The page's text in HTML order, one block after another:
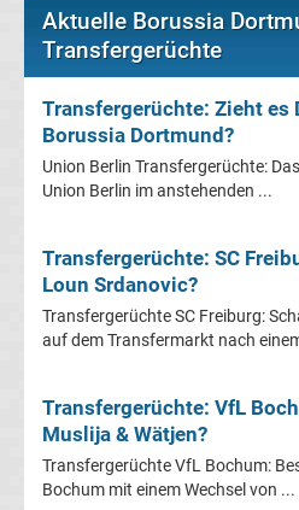
Transfergerüchte
Bayern
München
Borussia
Aktuelle Borussia
Transfergerüchte
Transfergerüchte: Zieht es
Borussia Dortmund?
Union Berlin Transfergerüchte:
Union Berlin im anstehenden ...
Transfergerüchte: SC
Loun Srdanovic?
Transfergerüchte SC Freiburg:
auf dem Transfermarkt nach
Transfergerüchte: VfL
Muslija & Wätjen?
Transfergerüchte VfL Bochum:
Bochum mit einem Wechsel von ...